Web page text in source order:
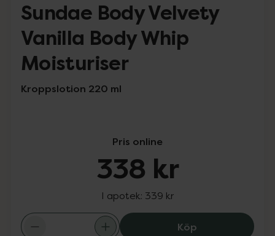
Sundae Body Velvety
Vanilla Body Whip
Moisturiser
Kroppslotion 220 ml
Pris online
338 kr
I apotek: 339 kr
KöpSundae Body